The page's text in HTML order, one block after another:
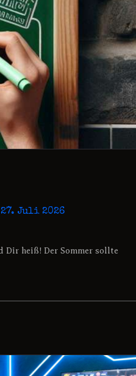
27. Juli 2026
Dir heiß! Der Sommer sollte